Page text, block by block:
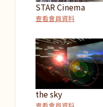
STAR Cinema
查看會員資料
the sky